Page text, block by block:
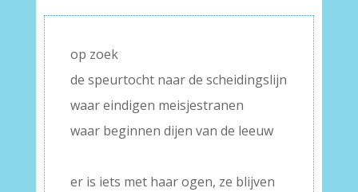
op zoek
de speurtocht naar de scheidingslijn
waar eindigen meisjestranen
waar beginnen dijen van de leeuw
er is iets met haar ogen, ze blijven